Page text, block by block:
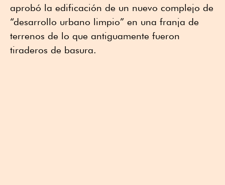
aprobó la edificación de un nuevo complejo de
“desarrollo urbano limpio” en una franja de
terrenos de lo que antiguamente fueron
tiraderos de basura.